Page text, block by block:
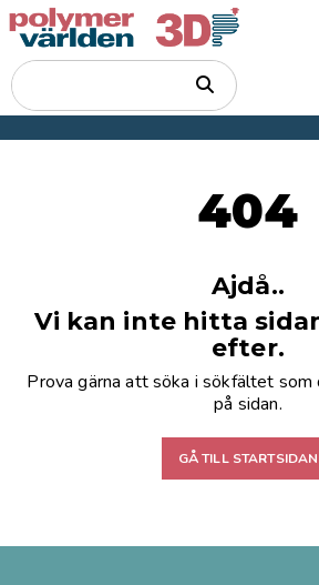
404
Ajdå..
Vi kan inte hitta
efter.
Prova gärna att söka i sökfältet som
på sidan.
GÅ TILL STARTSIDAN